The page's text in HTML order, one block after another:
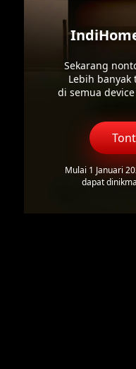
Sekarang
Lebih
di semua
Mulai 1 Januari
dapat